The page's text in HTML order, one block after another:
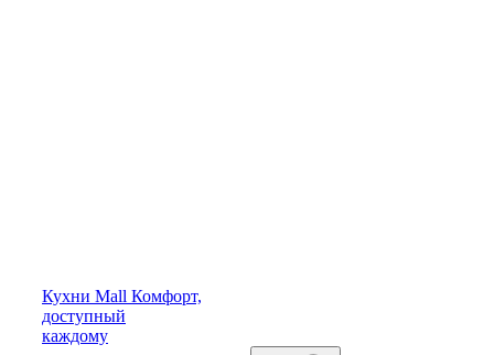
Кухни Mall Комфорт,
доступный
каждому